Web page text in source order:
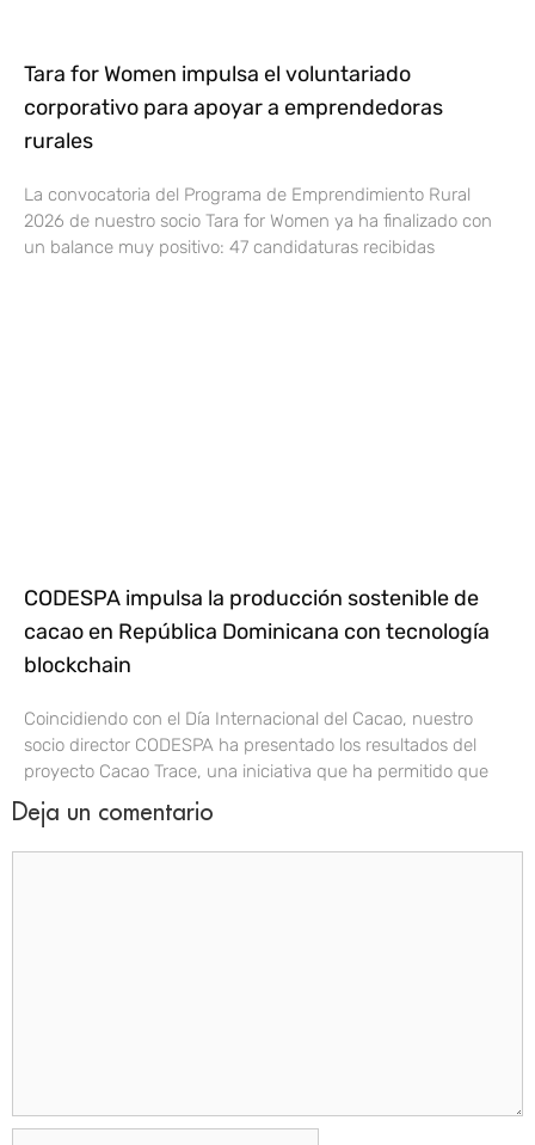
Tara for Women impulsa el voluntariado
corporativo para apoyar a emprendedoras
rurales
La convocatoria del Programa de Emprendimiento Rural
2026 de nuestro socio Tara for Women ya ha finalizado con
un balance muy positivo: 47 candidaturas recibidas
CODESPA impulsa la producción sostenible de
cacao en República Dominicana con tecnología
blockchain
Coincidiendo con el Día Internacional del Cacao, nuestro
socio director CODESPA ha presentado los resultados del
proyecto Cacao Trace, una iniciativa que ha permitido que
Deja un comentario